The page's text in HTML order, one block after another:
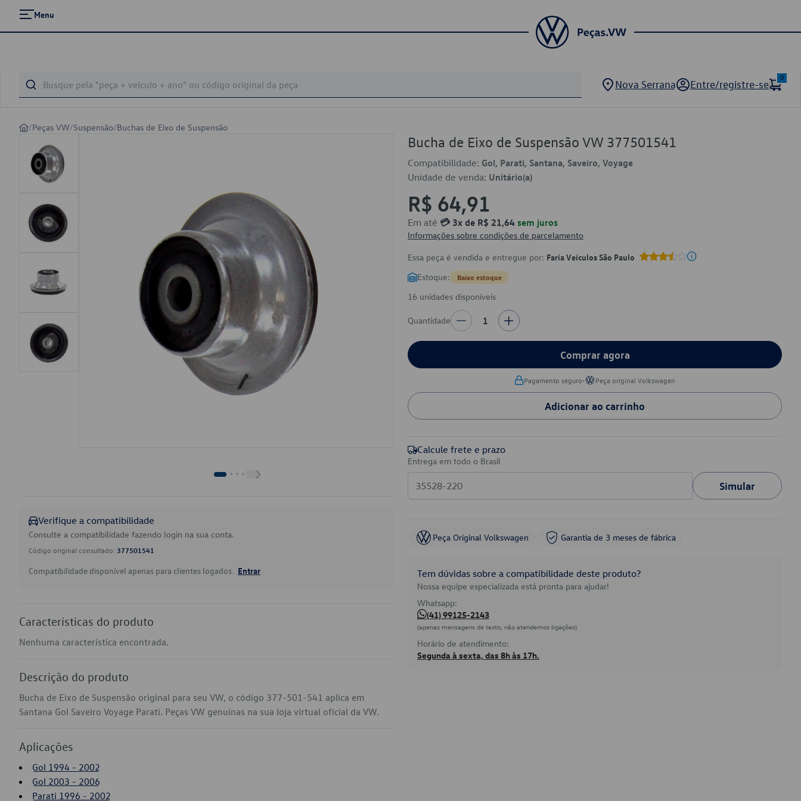
Menu
Nova Serrana Entre/registre-se
0
/Peças VW/Suspensão/Buchas de Eixo de Suspensão
Verifique a compatibilidade
Consulte a compatibilidade fazendo login na sua conta.
Código original consultado: 377501541
Compatibilidade disponível apenas para clientes logados. Entrar
Características do produto
Nenhuma característica encontrada.
Descrição do produto
Bucha de Eixo de Suspensão original para seu VW, o código 377-501-541 aplica em
Santana Gol Saveiro Voyage Parati. Peças VW genuínas na sua loja virtual oficial da VW.
Aplicações
Gol 1994 - 2002
Gol 2003 - 2006
Parati 1996 - 2002
Bucha de Eixo de Suspensão VW 377501541
Compatibilidade: Gol, Parati, Santana, Saveiro, Voyage
Unidade de venda: Unitário(a)
R$ 64,91
Em até 💳 3x de R$ 21,64 sem juros
Informações sobre condições de parcelamento
Essa peça é vendida e entregue por: Faria Veículos São Paulo
Estoque: Baixo estoque
16 unidades disponíveis
Quantidade 1
Comprar agora
Pagamento seguro• Peça original Volkswagen
Adicionar ao carrinho
Calcule frete e prazo
Entrega em todo o Brasil
Simular
Peça Original Volkswagen Garantia de 3 meses de fábrica
Tem dúvidas sobre a compatibilidade deste produto?
Nossa equipe especializada está pronta para ajudar!
Whatsapp:
(41) 99125-2143
(apenas mensagens de texto, não atendemos ligações)
Horário de atendimento:
Segunda à sexta, das 8h às 17h.